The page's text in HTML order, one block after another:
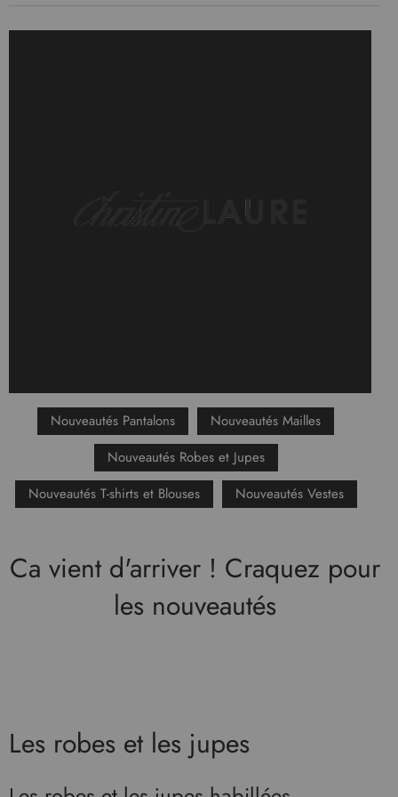
Nouveautés Pantalons
Nouveautés Mailles
Nouveautés Robes et Jupes
Nouveautés T-shirts et Blouses
Nouveautés Vestes
Ca vient d'arriver ! Craquez pour
les nouveautés
Les robes et les jupes